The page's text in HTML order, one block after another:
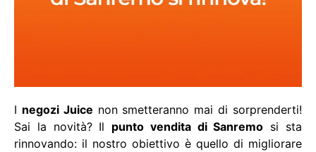
I negozi Juice non smetteranno mai di sorprenderti!
Sai la novità? Il punto vendita di Sanremo si sta
rinnovando: il nostro obiettivo è quello di migliorare